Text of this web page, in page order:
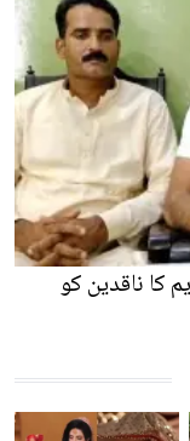
کا ناقدین کو